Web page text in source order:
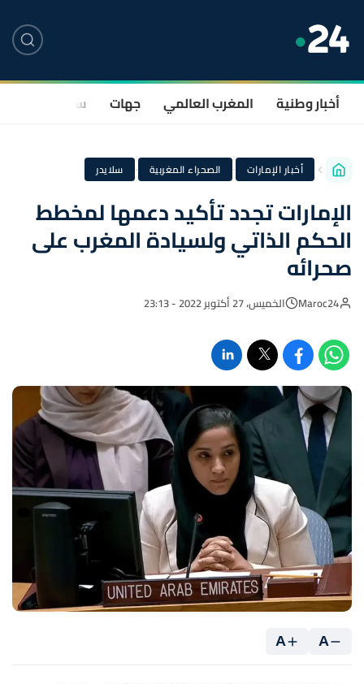
أخبار وطنية المغرب العالمي جهات سياسة
أخبار الإمارات · الصحراء المغربية · سلايدر
الإمارات تجدد تأكيد دعمها لمخطط
الحكم الذاتي ولسيادة المغرب على
صحرائه
Maroc24 الخميس، 27 أكتوبر 2022 - 23:13
A
A